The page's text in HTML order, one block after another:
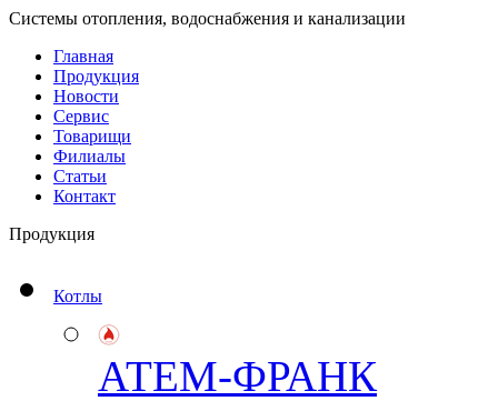
Системы отопления, водоснабжения и канализации
Главная
Продукция
Новости
Сервис
Товарищи
Филиалы
Статьи
Контакт
Продукция
Котлы
АТЕМ-ФРАНК